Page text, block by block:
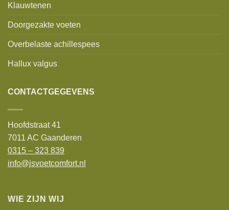
Klauwtenen
Doorgezakte voeten
Overbelaste achillespees
Hallux valgus
CONTACTGEGEVENS
Hoofdstraat 41
7011 AC Gaanderen
0315 – 323 839
info@jsvoetcomfort.nl
WIE ZIJN WIJ